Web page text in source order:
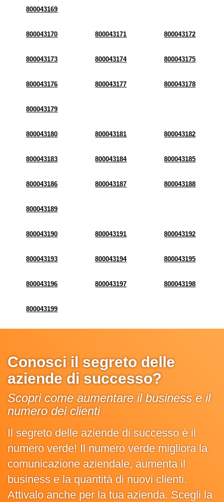
800043169
800043170 800043171 800043172
800043173 800043174 800043175
800043176 800043177 800043178
800043179
800043180 800043181 800043182
800043183 800043184 800043185
800043186 800043187 800043188
800043189
800043190 800043191 800043192
800043193 800043194 800043195
800043196 800043197 800043198
800043199
Conosci il segreto delle
aziende di successo?
Scopri come aumentare il business e il
numero dei clienti
Il segreto delle aziende di successo è il
numero verde! Il numero verde migliora la
comunicazione aziendale, aumenta il
business e la quantità di nuovi clienti.
Attivalo anche per la tua azienda. Scegli la